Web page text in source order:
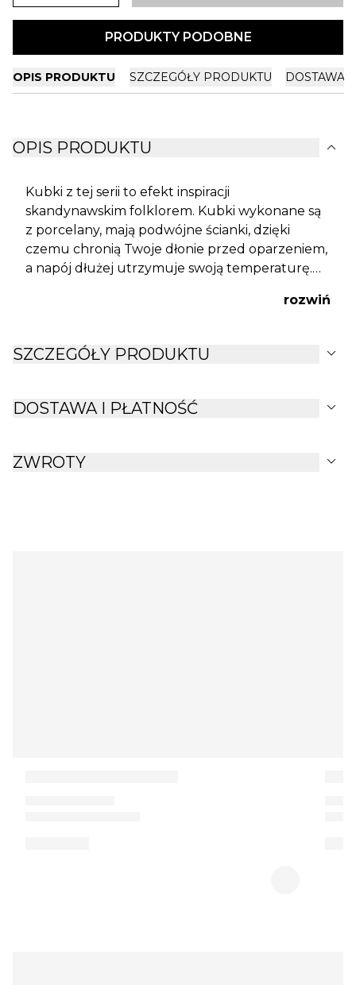
PRODUKTY PODOBNE
OPIS PRODUKTU SZCZEGÓŁY PRODUKTU DOSTAWA
OPIS PRODUKTU expand_more
Kubki z tej serii to efekt inspiracji
skandynawskim folklorem. Kubki wykonane są
z porcelany, mają podwójne ścianki, dzięki
czemu chronią Twoje dłonie przed oparzeniem,
a napój dłużej utrzymuje swoją temperaturę.
rozwiń
SZCZEGÓŁY PRODUKTU expand_more
DOSTAWA I PŁATNOŚĆ expand_more
ZWROTY expand_more